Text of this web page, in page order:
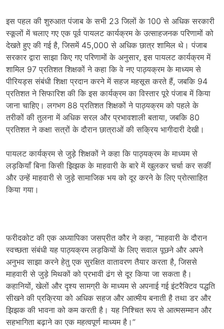
इस पहल की शुरुआत पंजाब के सभी 23 जिलों के 100 से अधिक सरकारी
स्कूलों में चलाए गए एक पूर्व पायलट कार्यक्रम के उत्साहजनक परिणामों को
देखते हुए की गई है, जिसमें 45,000 से अधिक छात्र शामिल थे। पंजाब
सरकार द्वारा साझा किए गए परिणामों के अनुसार, इस पायलट कार्यक्रम में
शामिल 97 प्रतिशत शिक्षकों ने कहा कि वे नए पाठ्यक्रम के माध्यम से
पीरियड्स संबंधी शिक्षा प्रदान करने में सहज महसूस करते हैं, जबकि 94
प्रतिशत ने सिफारिश की कि इस कार्यक्रम का विस्तार पूरे पंजाब में किया
जाना चाहिए। लगभग 88 प्रतिशत शिक्षकों ने पाठ्यक्रम को पहले के
तरीकों की तुलना में अधिक सरल और प्रभावशाली बताया, जबकि 80
प्रतिशत ने कक्षा सत्रों के दौरान छात्राओं की सक्रिय भागीदारी देखी।
पायलट कार्यक्रम से जुड़े शिक्षकों ने कहा कि पाठ्यक्रम के माध्यम से
लड़कियाँ बिना किसी झिझक के माहवारी के बारे में खुलकर चर्चा कर सकीं
और उन्हें माहवारी से जुड़े सामाजिक भय को दूर करने के लिए प्रोत्साहित
किया गया।
फरीदकोट की एक अध्यापिका जसप्रीत कौर ने कहा, “माहवारी के दौरान
स्वच्छता संबंधी यह पाठ्यक्रम लड़कियों के लिए सवाल पूछने और अपने
अनुभव साझा करने हेतु एक सुरक्षित वातावरण तैयार करता है, जिससे
माहवारी से जुड़े मिथकों को प्रभावी ढंग से दूर किया जा सकता है।
कहानियों, खेलों और दृश्य सामग्री के माध्यम से अपनाई गई इंटरैक्टिव पद्धति
सीखने की प्रक्रिया को अधिक सहज और आत्मीय बनाती है तथा डर और
झिझक की भावना को कम करती है। यह निश्चित रूप से आत्मसम्मान और
सहभागिता बढ़ाने का एक महत्वपूर्ण माध्यम है।”